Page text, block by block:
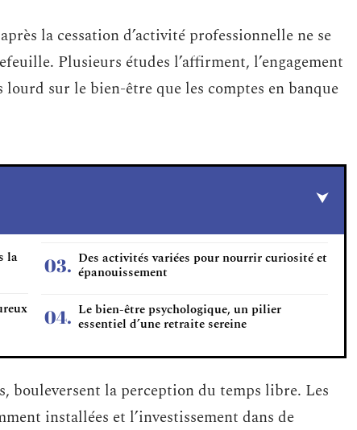
la cessation d’activité professionnelle ne se
Plusieurs études l’affirment, l’engagement
sur le bien-être que les comptes en banque
la Des activités variées pour nourrir curiosité et
épanouissement
Le bien-être psychologique, un pilier
essentiel d’une retraite sereine
bouleversent la perception du temps libre. Les
installées et l’investissement dans de